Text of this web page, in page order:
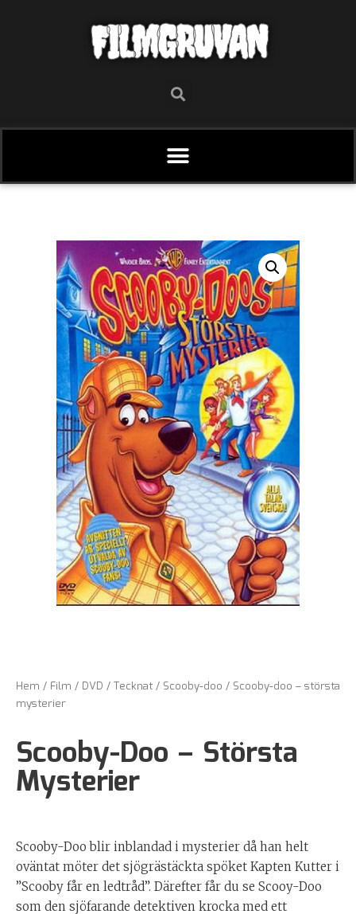
FILMGRUVAN
Hem / Film / DVD /Tecknat/ Scooby-doo / Scooby-doo – största
mysterier
Scooby-Doo – Största
Mysterier
Scooby-Doo blir inblandad i mysterier då han helt
oväntat möter det sjögrästäckta spöket Kapten Kutter i
”Scooby får en ledtråd”. Därefter får du se Scooy-Doo
som den sjöfarande detektiven krocka med ett